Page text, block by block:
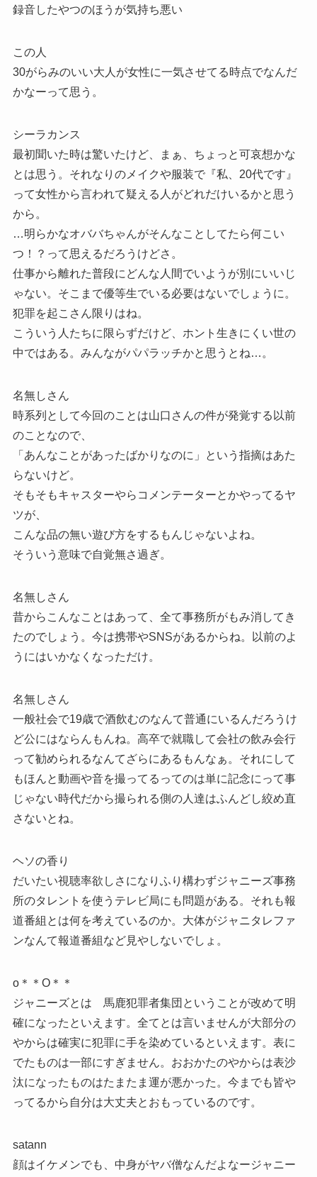
録音したやつのほうが気持ち悪い
この人
30がらみのいい大人が女性に一気させてる時点でなんだ
かなーって思う。
シーラカンス
最初聞いた時は驚いたけど、まぁ、ちょっと可哀想かな
とは思う。それなりのメイクや服装で『私、20代です』
って女性から言われて疑える人がどれだけいるかと思う
から。
…明らかなオババちゃんがそんなことしてたら何こい
つ！？って思えるだろうけどさ。
仕事から離れた普段にどんな人間でいようが別にいいじ
ゃない。そこまで優等生でいる必要はないでしょうに。
犯罪を起こさん限りはね。
こういう人たちに限らずだけど、ホント生きにくい世の
中ではある。みんながパパラッチかと思うとね…。
名無しさん
時系列として今回のことは山口さんの件が発覚する以前
のことなので、
「あんなことがあったばかりなのに」という指摘はあた
らないけど。
そもそもキャスターやらコメンテーターとかやってるヤ
ツが、
こんな品の無い遊び方をするもんじゃないよね。
そういう意味で自覚無さ過ぎ。
名無しさん
昔からこんなことはあって、全て事務所がもみ消してき
たのでしょう。今は携帯やSNSがあるからね。以前のよ
うにはいかなくなっただけ。
名無しさん
一般社会で19歳で酒飲むのなんて普通にいるんだろうけ
ど公にはならんもんね。高卒で就職して会社の飲み会行
って勧められるなんてざらにあるもんなぁ。それにして
もほんと動画や音を撮ってるってのは単に記念にって事
じゃない時代だから撮られる側の人達はふんどし絞め直
さないとね。
ヘソの香り
だいたい視聴率欲しさになりふり構わずジャニーズ事務
所のタレントを使うテレビ局にも問題がある。それも報
道番組とは何を考えているのか。大体がジャニタレファ
ンなんて報道番組など見やしないでしょ。
o＊＊O＊＊
ジャニーズとは 馬鹿犯罪者集団ということが改めて明
確になったといえます。全てとは言いませんが大部分の
やからは確実に犯罪に手を染めているといえます。表に
でたものは一部にすぎません。おおかたのやからは表沙
汰になったものはたまたま運が悪かった。今までも皆や
ってるから自分は大丈夫とおもっているのです。
satann
顔はイケメンでも、中身がヤバ僧なんだよなージャニー